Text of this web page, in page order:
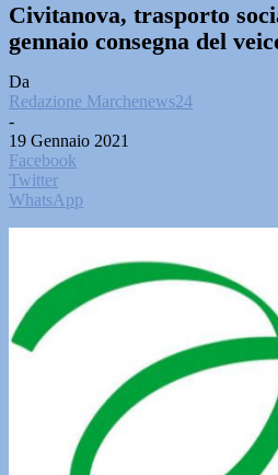
Civitanova, trasporto
gennaio consegna del
Da
Redazione Marchenews24
-
19 Gennaio 2021
Facebook
Twitter
WhatsApp